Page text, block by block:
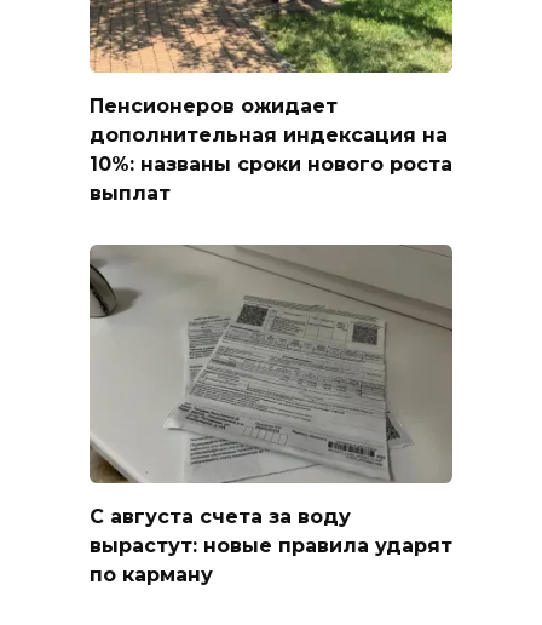
Пенсионеров ожидает
дополнительная индексация на
10%: названы сроки нового роста
выплат
С августа счета за воду
вырастут: новые правила ударят
по карману